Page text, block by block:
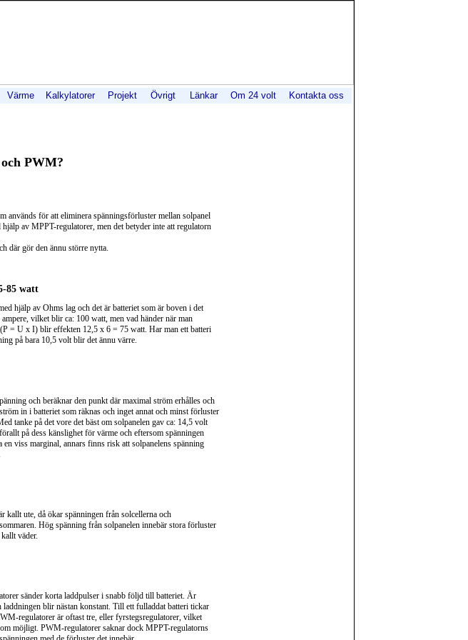
Värme Kalkylatorer Projekt Övrigt Länkar Om 24 volt Kontakta oss
PWM?
för att eliminera spänningsförluster mellan solpanel
av MPPT-regulatorer, men det betyder inte att regulatorn
där gör den ännu större nytta.
85 watt
hjälp av Ohms lag och det är batteriet som är boven i det
vilket blir ca: 100 watt, men vad händer när man
= U x I) blir effekten 12,5 x 6 = 75 watt. Har man ett batteri
på bara 10,5 volt blir det ännu värre.
och beräknar den punkt där maximal ström erhålles och
in i batteriet som räknas och inget annat och minst förluster
tanke på det vore det bäst om solpanelen gav ca: 14,5 volt
på dess känslighet för värme och eftersom spänningen
viss marginal, annars finns risk att solpanelens spänning
kallt ute, då ökar spänningen från solcellerna och
Hög spänning från solpanelen innebär stora förluster
väder.
sänder korta laddpulser i snabb följd till batteriet. Är
blir nästan konstant. Till ett fulladdat batteri tickar
regulatorer är oftast tre, eller fyrstegsregulatorer, vilket
möjligt. PWM-regulatorer saknar dock MPPT-regulatorns